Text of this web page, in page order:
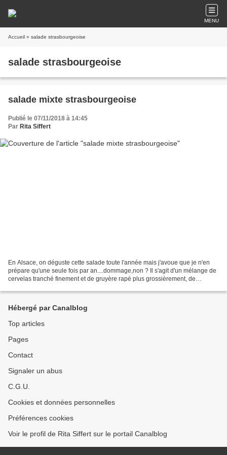
MENU
Accueil » salade strasbourgeoise
salade strasbourgeoise
salade mixte strasbourgeoise
Publié le 07/11/2018 à 14:45
Par Rita Siffert
En Alsace, on déguste cette salade toute l'année mais j'avoue que je n'en
prépare qu'une seule fois par an....dommage,non ? Il s'agit d'un mélange de
cervelas tranché finement et de gruyère rapé plus grossièrement, de
Hébergé par Canalblog
Top articles
Pages
Contact
Signaler un abus
C.G.U.
Cookies et données personnelles
Préférences cookies
Voir le profil de Rita Siffert sur le portail Canalblog